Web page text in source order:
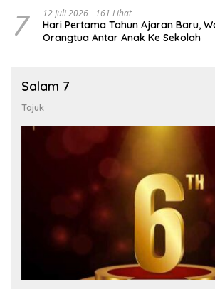
7 12 Juli 2026 161 Lihat
Hari Pertama Tahun Ajaran Baru,
Orangtua Antar Anak Ke Sekolah
Salam 7
Tajuk